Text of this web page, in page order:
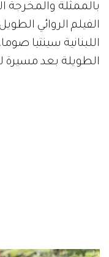
بالممثلة والمخرجة
اللبنانية سينتيا
الطويلة بعد مسيرة